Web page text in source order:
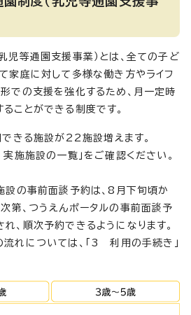
児等通園支援事業）とは、全ての子ど
家庭に対して多様な働き方やライフ
での支援を強化するため、月一定時
ことができる制度です。
きる施設が22施設増えます。
施施設の一覧」をご確認ください。
設の事前面談予約は、8月下旬頃か
第、つうえんポータルの事前面談予
、順次予約できるようになります。
れについては、「3 利用の手続き」